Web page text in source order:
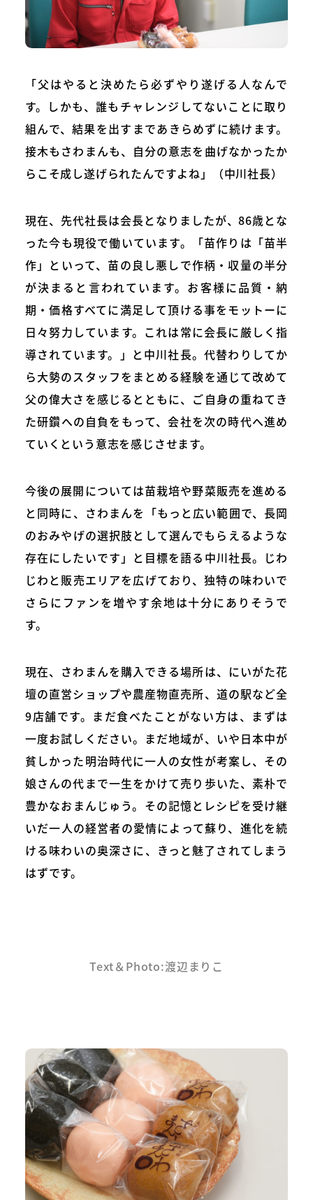
「父はやると決めたら必ずやり遂げる人なんで
す。しかも、誰もチャレンジしてないことに取り
組んで、結果を出すまであきらめずに続けます。
接木もさわまんも、自分の意志を曲げなかったか
らこそ成し遂げられたんですよね」（中川社長）
現在、先代社長は会長となりましたが、86歳とな
った今も現役で働いています。「苗作りは「苗半
作」といって、苗の良し悪しで作柄・収量の半分
が決まると言われています。お客様に品質・納
期・価格すべてに満足して頂ける事をモットーに
日々努力しています。これは常に会長に厳しく指
導されています。」と中川社長。代替わりしてか
ら大勢のスタッフをまとめる経験を通じて改めて
父の偉大さを感じるとともに、ご自身の重ねてき
た研鑽への自負をもって、会社を次の時代へ進め
ていくという意志を感じさせます。
今後の展開については苗栽培や野菜販売を進める
と同時に、さわまんを「もっと広い範囲で、長岡
のおみやげの選択肢として選んでもらえるような
存在にしたいです」と目標を語る中川社長。じわ
じわと販売エリアを広げており、独特の味わいで
さらにファンを増やす余地は十分にありそうで
す。
現在、さわまんを購入できる場所は、にいがた花
壇の直営ショップや農産物直売所、道の駅など全
9店舗です。まだ食べたことがない方は、まずは
一度お試しください。まだ地域が、いや日本中が
貧しかった明治時代に一人の女性が考案し、その
娘さんの代まで一生をかけて売り歩いた、素朴で
豊かなおまんじゅう。その記憶とレシピを受け継
いだ一人の経営者の愛情によって蘇り、進化を続
ける味わいの奥深さに、きっと魅了されてしまう
はずです。
Text＆Photo:渡辺まりこ